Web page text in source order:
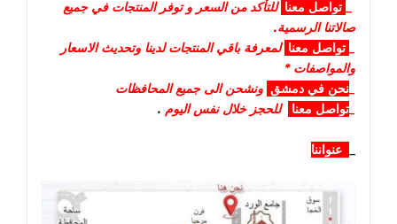
تواصل معنا للتأكد من السعر و توفر المنتجات في جميع
صالاتنا الرسمية.
تواصل معنا لمعرفة باقي المنتجات لدينا وتحديث الاسعار
والمواصفات *
نحن في دمشق ونشحن الى جميع المحافظات
تواصل معنا للحجز خلال نفس اليوم .
عنواننا